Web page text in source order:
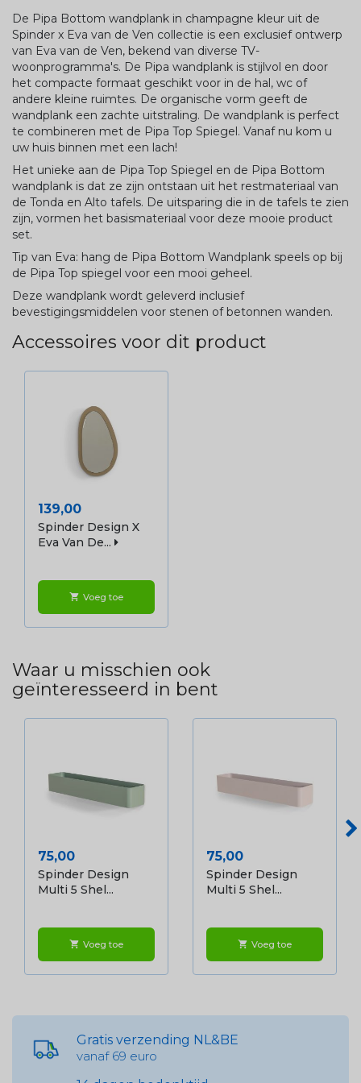
De Pipa Bottom wandplank in champagne kleur uit de
Spinder x Eva van de Ven collectie is een exclusief ontwerp
van Eva van de Ven, bekend van diverse TV-
woonprogramma's. De Pipa wandplank is stijlvol en door
het compacte formaat geschikt voor in de hal, wc of
andere kleine ruimtes. De organische vorm geeft de
wandplank een zachte uitstraling. De wandplank is perfect
te combineren met de Pipa Top Spiegel. Vanaf nu kom u
uw huis binnen met een lach!
Het unieke aan de Pipa Top Spiegel en de Pipa Bottom
wandplank is dat ze zijn ontstaan uit het restmateriaal van
de Tonda en Alto tafels. De uitsparing die in de tafels te zien
zijn, vormen het basismateriaal voor deze mooie product
set.
Tip van Eva: hang de Pipa Bottom Wandplank speels op bij
de Pipa Top spiegel voor een mooi geheel.
Deze wandplank wordt geleverd inclusief
bevestigingsmiddelen voor stenen of betonnen wanden.
Accessoires voor dit product
Prijs
139,00
Spinder Design X
Eva Van De...
shopping_cart Voeg toe
Waar u misschien ook
geïnteresseerd in bent
Prijs
75,00
Spinder Design
Multi 5 Shel...
shopping_cart Voeg toe
Prijs
75,00
Spinder Design
Multi 5 Shel...
shopping_cart Voeg toe
Gratis verzending NL&BE
vanaf 69 euro